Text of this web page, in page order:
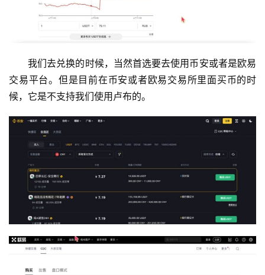
我们去兑换的时候，当然首选要去使用币安或者是欧易
交易平台。但是目前在币安或者欧易交易所里面买币的时
候，它是不支持我们使用卢布的。